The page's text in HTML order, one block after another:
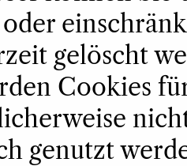
gelöscht
Cookies
genutzt